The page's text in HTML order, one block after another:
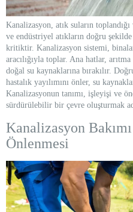
Kanalizasyon, atık suların
ve endüstriyel atıkların doğru
kritiktir. Kanalizasyon sistemi,
aracılığıyla toplar. Ana hatlar,
doğal su kaynaklarına bırakılır.
hastalık yayılımını önler, su
Kanalizasyonun tanımı, işleyişi ve
sürdürülebilir bir çevre oluşturmak
Kanalizasyon
Önlenmesi